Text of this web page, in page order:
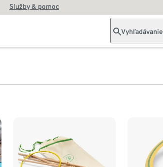
Služby & pomoc
Vyhľadávanie